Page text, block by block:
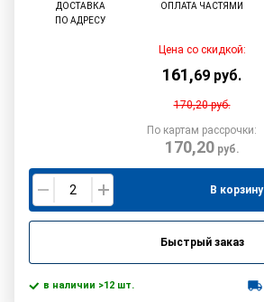
ДОСТАВКА
ПО АДРЕСУ
ОПЛАТА ЧАСТЯМИ
Цена со скидкой:
161,69 руб.
170,20руб.
По картам рассрочки:
170,20руб.
В корзину
Быстрый заказ
в наличии >12 шт.